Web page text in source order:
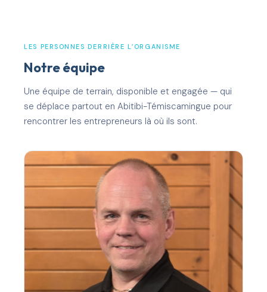
LES PERSONNES DERRIÈRE L’ORGANISME
Notre équipe
Une équipe de terrain, disponible et engagée — qui
se déplace partout en Abitibi-Témiscamingue pour
rencontrer les entrepreneurs là où ils sont.